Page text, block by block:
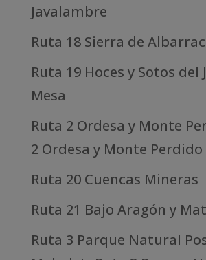
Javalambre
Ruta 18 Sierra de
Ruta 19 Hoces y Sotos del
Mesa
Ruta 2 Ordesa y Monte
2 Ordesa y Monte Perdido
Ruta 20 Cuencas Mineras
Ruta 21 Bajo Aragón y
Ruta 3 Parque Natural